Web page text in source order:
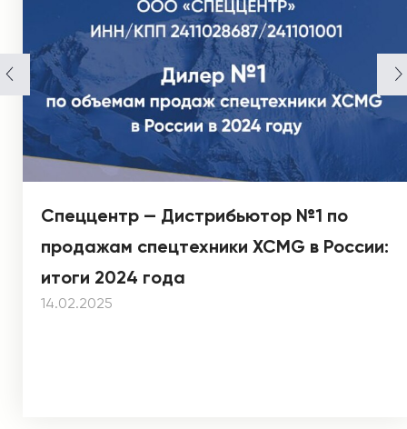
Спеццентр — Дистрибьютор №1 по
продажам спецтехники XCMG в России:
итоги 2024 года
14.02.2025